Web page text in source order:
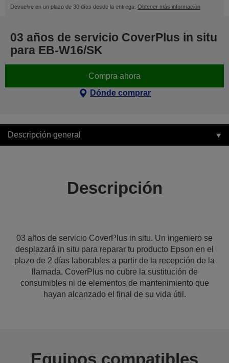
Devuelve en un plazo de 30 días desde la entrega. Obtener más información
03 años de servicio CoverPlus in situ
para EB-W16/SK
Compra ahora
Dónde comprar
Descripción general
Descripción
03 años de servicio CoverPlus in situ. Un ingeniero se
desplazará in situ para reparar tu producto Epson en el
plazo de 2 días laborables a partir de la recepción de la
llamada. CoverPlus no cubre la sustitución de
consumibles ni de elementos de mantenimiento que
hayan alcanzado el final de su vida útil.
Equipos compatibles